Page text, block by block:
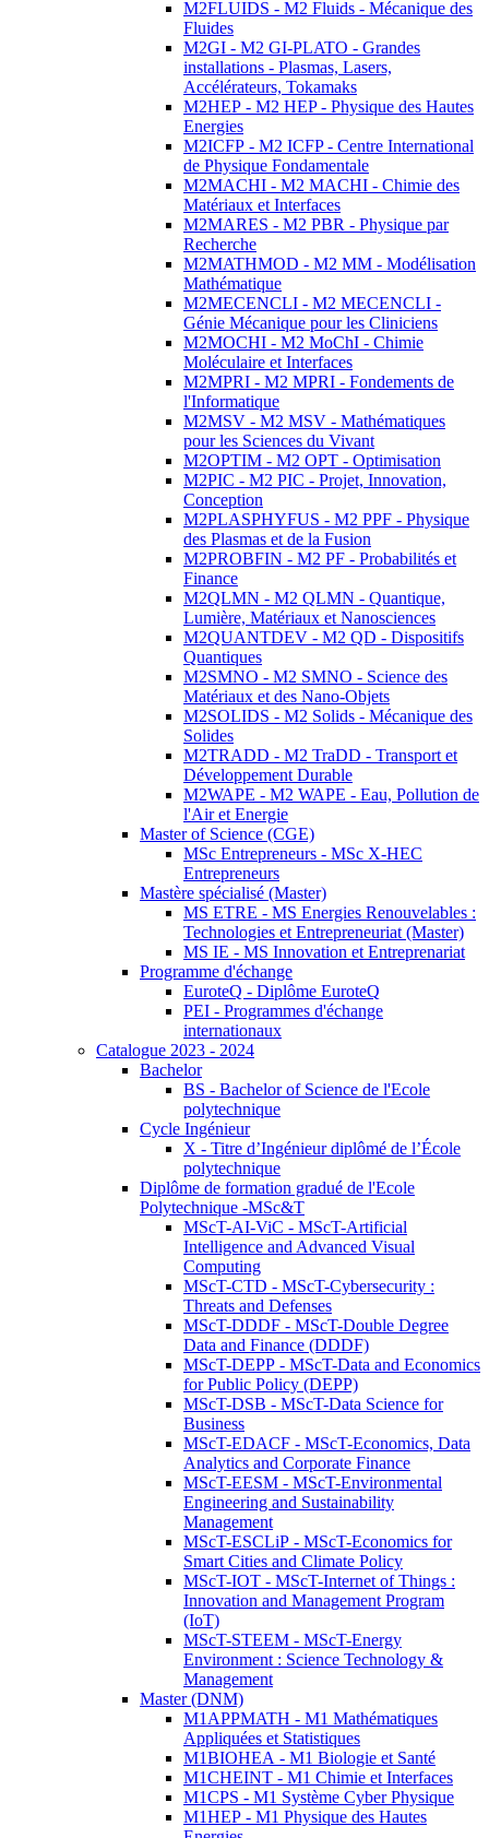
M2FLUIDS - M2 Fluids - Mécanique des
Fluides
M2GI - M2 GI-PLATO - Grandes
installations - Plasmas, Lasers,
Accélérateurs, Tokamaks
M2HEP - M2 HEP - Physique des Hautes
Energies
M2ICFP - M2 ICFP - Centre International
de Physique Fondamentale
M2MACHI - M2 MACHI - Chimie des
Matériaux et Interfaces
M2MARES - M2 PBR - Physique par
Recherche
M2MATHMOD - M2 MM - Modélisation
Mathématique
M2MECENCLI - M2 MECENCLI -
Génie Mécanique pour les Cliniciens
M2MOCHI - M2 MoChI - Chimie
Moléculaire et Interfaces
M2MPRI - M2 MPRI - Fondements de
l'Informatique
M2MSV - M2 MSV - Mathématiques
pour les Sciences du Vivant
M2OPTIM - M2 OPT - Optimisation
M2PIC - M2 PIC - Projet, Innovation,
Conception
M2PLASPHYFUS - M2 PPF - Physique
des Plasmas et de la Fusion
M2PROBFIN - M2 PF - Probabilités et
Finance
M2QLMN - M2 QLMN - Quantique,
Lumière, Matériaux et Nanosciences
M2QUANTDEV - M2 QD - Dispositifs
Quantiques
M2SMNO - M2 SMNO - Science des
Matériaux et des Nano-Objets
M2SOLIDS - M2 Solids - Mécanique des
Solides
M2TRADD - M2 TraDD - Transport et
Développement Durable
M2WAPE - M2 WAPE - Eau, Pollution de
l'Air et Energie
Master of Science (CGE)
MSc Entrepreneurs - MSc X-HEC
Entrepreneurs
Mastère spécialisé (Master)
MS ETRE - MS Energies Renouvelables :
Technologies et Entrepreneuriat (Master)
MS IE - MS Innovation et Entreprenariat
Programme d'échange
EuroteQ - Diplôme EuroteQ
PEI - Programmes d'échange
internationaux
Catalogue 2023 - 2024
Bachelor
BS - Bachelor of Science de l'Ecole
polytechnique
Cycle Ingénieur
X - Titre d’Ingénieur diplômé de l’École
polytechnique
Diplôme de formation gradué de l'Ecole
Polytechnique -MSc&T
MScT-AI-ViC - MScT-Artificial
Intelligence and Advanced Visual
Computing
MScT-CTD - MScT-Cybersecurity :
Threats and Defenses
MScT-DDDF - MScT-Double Degree
Data and Finance (DDDF)
MScT-DEPP - MScT-Data and Economics
for Public Policy (DEPP)
MScT-DSB - MScT-Data Science for
Business
MScT-EDACF - MScT-Economics, Data
Analytics and Corporate Finance
MScT-EESM - MScT-Environmental
Engineering and Sustainability
Management
MScT-ESCLiP - MScT-Economics for
Smart Cities and Climate Policy
MScT-IOT - MScT-Internet of Things :
Innovation and Management Program
(IoT)
MScT-STEEM - MScT-Energy
Environment : Science Technology &
Management
Master (DNM)
M1APPMATH - M1 Mathématiques
Appliquées et Statistiques
M1BIOHEA - M1 Biologie et Santé
M1CHEINT - M1 Chimie et Interfaces
M1CPS - M1 Système Cyber Physique
M1HEP - M1 Physique des Hautes